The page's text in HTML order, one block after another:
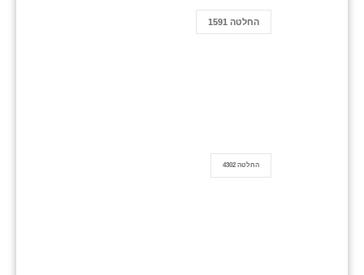
החלטה 1591
החלטה 4302